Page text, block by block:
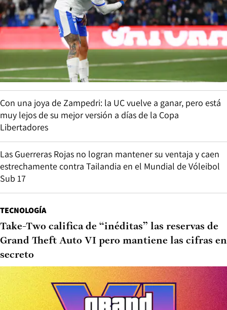
Con una joya de Zampedri: la UC vuelve a ganar, pero está
muy lejos de su mejor versión a días de la Copa
Libertadores
Las Guerreras Rojas no logran mantener su ventaja y caen
estrechamente contra Tailandia en el Mundial de Vóleibol
Sub 17
TECNOLOGÍA
Take-Two califica de “inéditas” las reservas de
Grand Theft Auto VI pero mantiene las cifras en
secreto